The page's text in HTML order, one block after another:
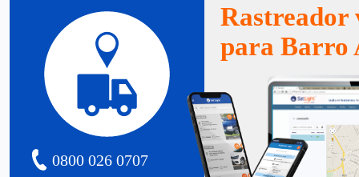
0800 026 0707
Rastreador
para Barro